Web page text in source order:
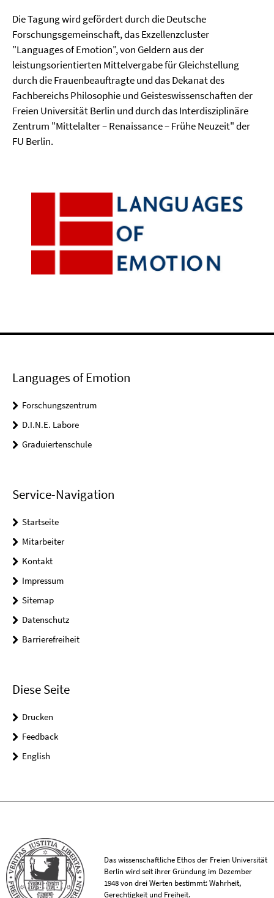
Die Tagung wird gefördert durch die Deutsche
Forschungsgemeinschaft, das Exzellenzcluster
"Languages of Emotion", von Geldern aus der
leistungsorientierten Mittelvergabe für Gleichstellung
durch die Frauenbeauftragte und das Dekanat des
Fachbereichs Philosophie und Geisteswissenschaften der
Freien Universität Berlin und durch das Interdisziplinäre
Zentrum "Mittelalter – Renaissance – Frühe Neuzeit" der
FU Berlin.
Languages of Emotion
Forschungszentrum
D.I.N.E. Labore
Graduiertenschule
Service-Navigation
Startseite
Mitarbeiter
Kontakt
Impressum
Sitemap
Datenschutz
Barrierefreiheit
Diese Seite
Drucken
Feedback
English
Das wissenschaftliche Ethos der Freien Universität
Berlin wird seit ihrer Gründung im Dezember
1948 von drei Werten bestimmt: Wahrheit,
Gerechtigkeit und Freiheit.